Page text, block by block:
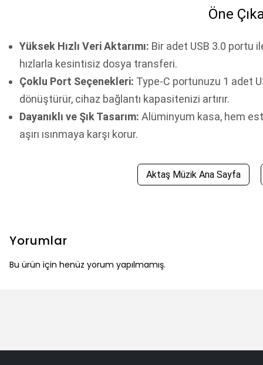
Öne
Yüksek Hızlı Veri Aktarımı: Bir adet USB 3.0 portu
hızlarla kesintisiz dosya transferi.
Çoklu Port Seçenekleri: Type-C portunuzu 1 adet
dönüştürür, cihaz bağlantı kapasitenizi artırır.
Dayanıklı ve Şık Tasarım: Alüminyum kasa, hem
aşırı ısınmaya karşı korur.
Aktaş Müzik Ana Sayfa
Yorumlar
Bu ürün için henüz yorum yapılmamış.